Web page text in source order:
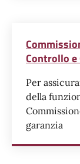
Controllo e
Per
della
garanzia